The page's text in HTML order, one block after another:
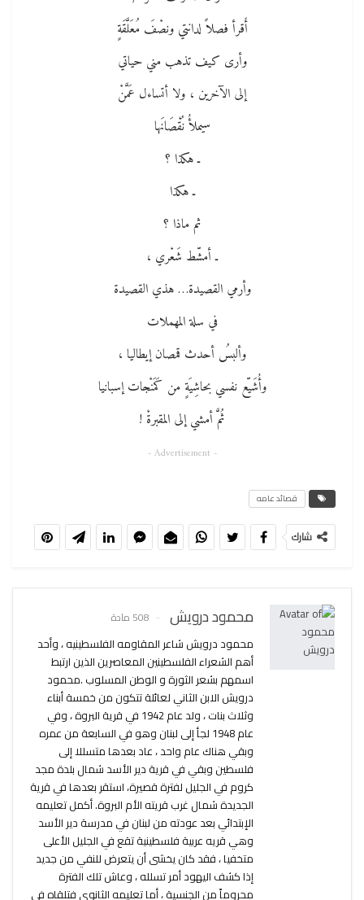
أَقرأ فصلاً لدانتي ونصْفَ مُعَلَّقَةٍ
وأرى كيف تذهب مني حياتي
إلى الآخرين ، ولا أتساءل عَمَّنْ
سيملأُ نُقْصَانَها
ـ هكذا ؟
ـ هكذا
ثم ماذا ؟
ـ أمشّط شَعْري ،
وأرمي القصيدة… هذي القصيدة
في سلة المهملات
وألبسُ أحدث قمصان إيطاليا ،
وأُشَيّع نفسي بحاشِيَةٍ من كَمَنْجات إسبانيا
ثُمَّ أمشي إلى المقبرةْ !
- Advertisement -
قصائد عامه
شارك
محمود درويش 508 مادة
محمود درويش شاعر المقاومه الفلسطينيه ، وأحد
أهم الشعراء الفلسطينين المعاصرين الذين ارتبط
اسمهم بشعر الثورة و الوطن المسلوب .محمود
درويش الابن الثاني لعائلة تتكون من خمسة أبناء
وثلاث بنات ، ولد عام 1942 في قرية البروة ، وفي
عام 1948 لجأ إلى لبنان وهو في السابعة من عمره
وبقي هناك عام واحد ، عاد بعدها متسللا إلى
فلسطين وبقي في قرية دير الأسد شمال بلدة مجد
كروم في الجليل لفترة قصيرة، استقر بعدها في قرية
الجديدة شمال غرب قريته الأم البروة. أكمل تعليمه
الإبتدائي بعد عودته من لبنان في مدرسة دير الأسد
وهي قريه عربية فلسطينية تقع في الجليل الأعلى
متخفيا ، فقد كان يخشى أن يتعرض للنفي من جديد
إذا كشف اليهود أمر تسلله ، وعاش تلك الفترة
محروماً من الجنسية ، أما تعليمه الثانوي فتلقاه في